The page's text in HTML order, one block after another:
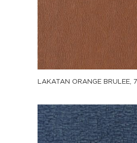
LAKATAN ORANGE